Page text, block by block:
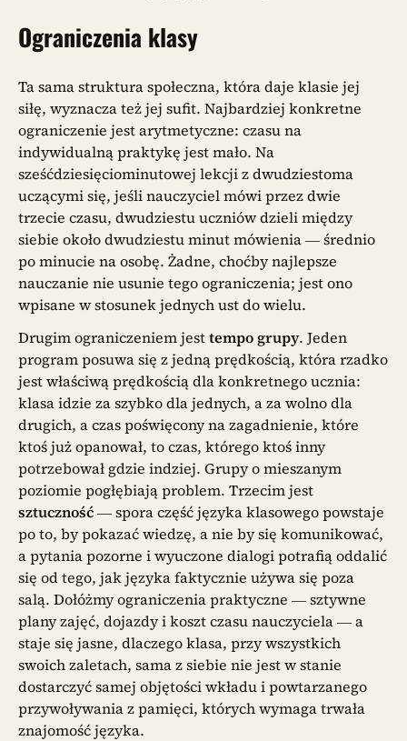
Ograniczenia klasy
Ta sama struktura społeczna, która daje klasie jej
siłę, wyznacza też jej sufit. Najbardziej konkretne
ograniczenie jest arytmetyczne: czasu na
indywidualną praktykę jest mało. Na
sześćdziesięciominutowej lekcji z dwudziestoma
uczącymi się, jeśli nauczyciel mówi przez dwie
trzecie czasu, dwudziestu uczniów dzieli między
siebie około dwudziestu minut mówienia — średnio
po minucie na osobę. Żadne, choćby najlepsze
nauczanie nie usunie tego ograniczenia; jest ono
wpisane w stosunek jednych ust do wielu.
Drugim ograniczeniem jesttempo grupy. Jeden
program posuwa się z jedną prędkością, która rzadko
jest właściwą prędkością dla konkretnego ucznia:
klasa idzie za szybko dla jednych, a za wolno dla
drugich, a czas poświęcony na zagadnienie, które
ktoś już opanował, to czas, którego ktoś inny
potrzebował gdzie indziej. Grupy o mieszanym
poziomie pogłębiają problem. Trzecim jest
sztuczność— spora część języka klasowego powstaje
po to, by pokazać wiedzę, a nie by się komunikować,
a pytania pozorne i wyuczone dialogi potrafią oddalić
się od tego, jak języka faktycznie używa się poza
salą. Dołóżmy ograniczenia praktyczne — sztywne
plany zajęć, dojazdy i koszt czasu nauczyciela — a
staje się jasne, dlaczego klasa, przy wszystkich
swoich zaletach, sama z siebie nie jest w stanie
dostarczyć samej objętości wkładu i powtarzanego
przywoływania z pamięci, których wymaga trwała
znajomość języka.